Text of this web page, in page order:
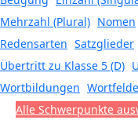
Mehrzahl (Plural) Nomen
Redensarten Satzglieder
Übertritt zu Klasse 5 (D)
Wortbildungen
Alle Schwerpunkte